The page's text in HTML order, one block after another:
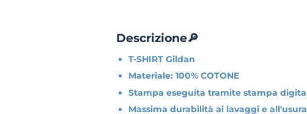
Descrizione🔎
T-SHIRT Gildan
Materiale: 100% COTONE
Stampa eseguita tramite stampa
Massima durabilità ai lavaggi e all'usura